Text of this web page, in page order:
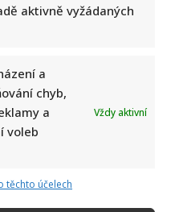
aktivně vyžádaných
a
chyb,
a
voleb
Vždy aktivní
těchto účelech